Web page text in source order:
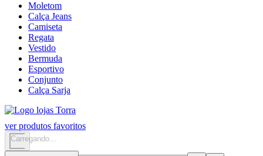
Moletom
Calça Jeans
Camiseta
Regata
Vestido
Bermuda
Esportivo
Conjunto
Calça Sarja
ver produtos favoritos
Carregando...